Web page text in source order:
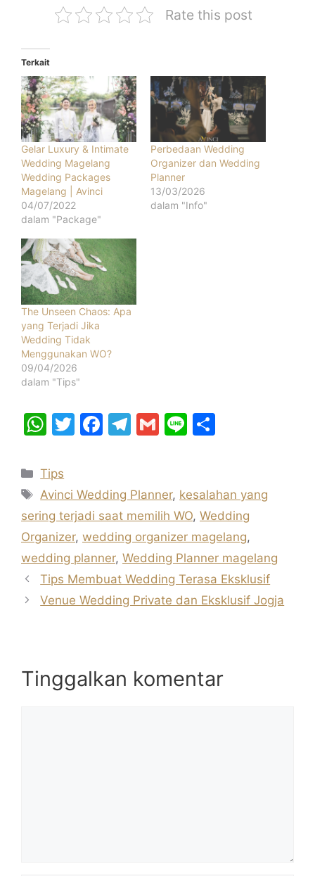
Rate this post
Terkait
Gelar Luxury & Intimate
Wedding Magelang
Wedding Packages
Magelang | Avinci
04/07/2022
dalam "Package"
Perbedaan Wedding
Organizer dan Wedding
Planner
13/03/2026
dalam "Info"
The Unseen Chaos: Apa
yang Terjadi Jika
Wedding Tidak
Menggunakan WO?
09/04/2026
dalam "Tips"
W
at
s
A
p
p
T
er
F
e
b
o
o
k
T
gr
a
m
G
l
Li
e
Kategori
Tips
Tag
Avinci Wedding Planner, kesalahan yang
sering terjadi saat memilih WO, Wedding
Organizer, wedding organizer magelang,
wedding planner, Wedding Planner magelang
Tips Membuat Wedding Terasa Eksklusif
Venue Wedding Private dan Eksklusif Jogja
Tinggalkan komentar